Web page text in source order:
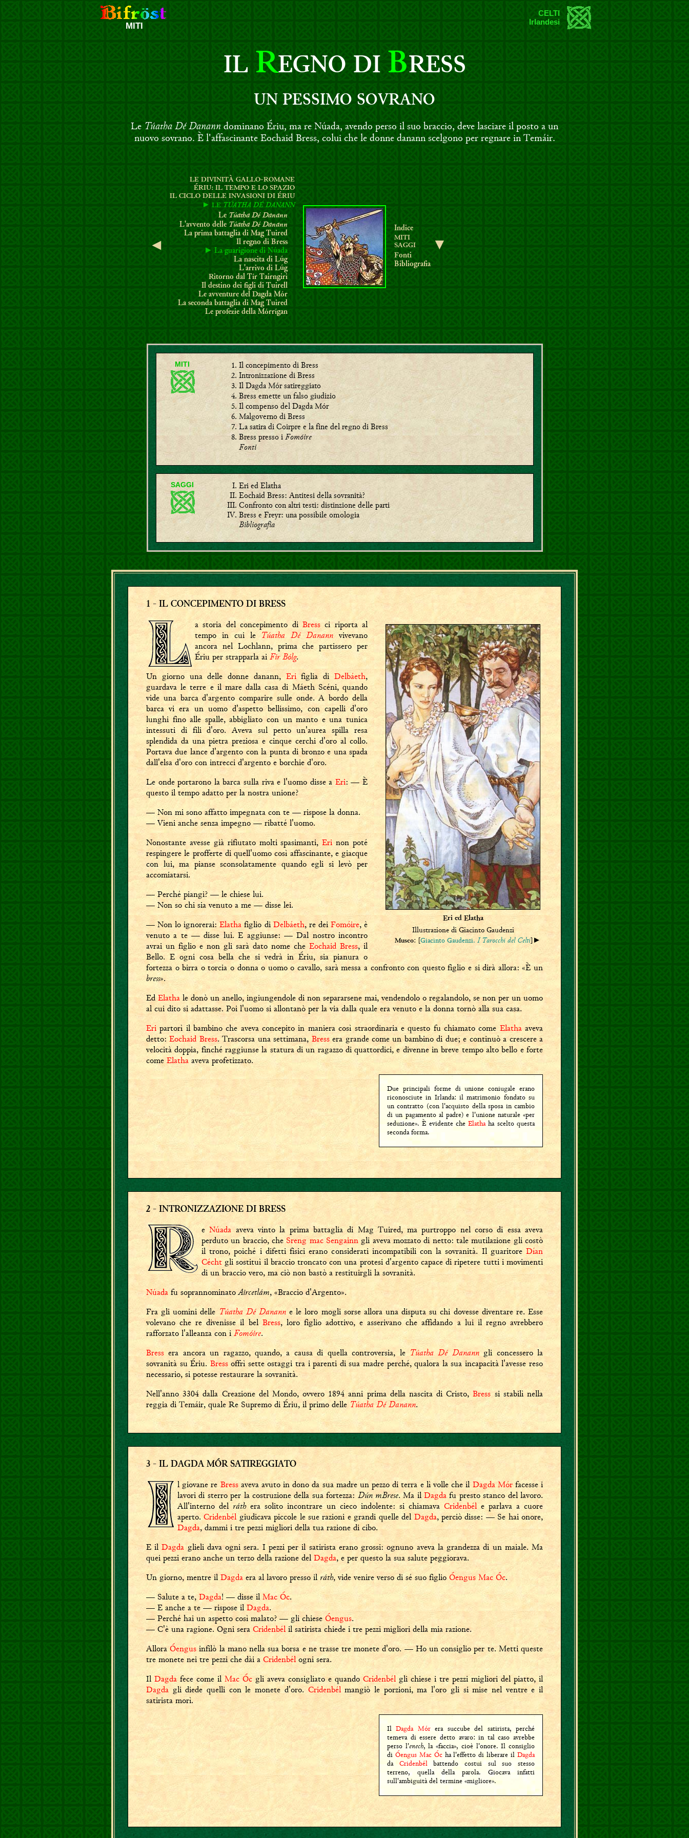
MITI
CELTI
Irlandesi
IL REGNO DI BRESS
UN PESSIMO SOVRANO
Le Túatha Dé Danann dominano Ériu, ma re Núada, avendo perso il suo braccio, deve lasciare il posto a un
nuovo sovrano. È l'affascinante Eochaid Bress, colui che le donne danann scelgono per regnare in Temáir.
◄
LE DIVINITÀ GALLO-ROMANE
ÉRIU: IL TEMPO E LO SPAZIO
IL CICLO DELLE INVASIONI DI ÉRIU
► LE TÚATHA DÉ DANANN
Le Túatha Dé Danann
L'avvento delle Túatha Dé Danann
La prima battaglia di Mag Tuired
Il regno di Bress
► La guarigione di Núada
La nascita di Lúg
L'arrivo di Lúg
Ritorno dal Tír Tairngiri
Il destino dei figli di Tuirell
Le avventure del Dagda Mór
La seconda battaglia di Mag Tuired
Le profezie della Mórrígan
Indice
▼
MITI
SAGGI
Fonti
Bibliografia
MITI
Il concepimento di Bress
Intronizzazione di Bress
Il Dagda Mór satireggiato
Bress emette un falso giudizio
Il compenso del Dagda Mór
Malgoverno di Bress
La satira di Coirpre e la fine del regno di Bress
Bress presso iFomóire
Fonti
SAGGI
Eri ed Elatha
Eochaid Bress: Antitesi della sovranità?
Confronto con altri testi: distinzione delle parti
Bress e Freyr: una possibile omologia
Bibliografia
1 - IL CONCEPIMENTO DI BRESS
Eri ed Elatha
Illustrazione di Giacinto Gaudenzi
Museo: [Giacinto Gaudenzi. I Tarocchi del Celti]►
a storia del concepimento diBressci riporta al
tempo in cui leTúatha Dé Danann vivevano
ancora nel Lochlann, prima che partissero per
Ériu per strapparla ai Fir Bólg.
Un giorno una delle donne danann, Erifiglia diDelbáeth,
guardava le terre e il mare dalla casa di Máeth Scéni, quando
vide una barca d'argento comparire sulle onde. A bordo della
barca vi era un uomo d'aspetto bellissimo, con capelli d'oro
lunghi fino alle spalle, abbigliato con un manto e una tunica
intessuti di fili d'oro. Aveva sul petto un'aurea spilla resa
splendida da una pietra preziosa e cinque cerchi d'oro al collo.
Portava due lance d'argento con la punta di bronzo e una spada
dall'elsa d'oro con intrecci d'argento e borchie d'oro.
Le onde portarono la barca sulla riva e l'uomo disse a Eri: — È
questo il tempo adatto per la nostra unione?
— Non mi sono affatto impegnata con te — rispose la donna.
— Vieni anche senza impegno — ribatté l'uomo.
Nonostante avesse già rifiutato molti spasimanti,Eri non poté
respingere le profferte di quell'uomo così affascinante, e giacque
con lui, ma pianse sconsolatamente quando egli si levò per
accomiatarsi.
— Perché piangi? — le chiese lui.
— Non so chi sia venuto a me — disse lei.
— Non lo ignorerai:Elatha figlio di Delbáeth, re dei Fomóire, è
venuto a te — disse lui. E aggiunse: — Dal nostro incontro
avrai un figlio e non gli sarà dato nome che Eochaid Bress, il
Bello. E ogni cosa bella che si vedrà in Ériu, sia pianura o
fortezza o birra o torcia o donna o uomo o cavallo, sarà messa a confronto con questo figlio e si dirà allora: «È un
bress».
EdElatha le donò un anello, ingiungendole di non separarsene mai, vendendolo o regalandolo, se non per un uomo
al cui dito si adattasse. Poi l'uomo si allontanò per la via dalla quale era venuto e la donna tornò alla sua casa.
Eripartorì il bambino che aveva concepito in maniera così straordinaria e questo fu chiamato come Elathaaveva
detto:Eochaid Bress. Trascorsa una settimana, Bressera grande come un bambino di due; e continuò a crescere a
velocità doppia, finché raggiunse la statura di un ragazzo di quattordici, e divenne in breve tempo alto bello e forte
comeElatha aveva profetizzato.
Due principali forme di unione coniugale erano
riconosciute in Irlanda: il matrimonio fondato su
un contratto (con l'acquisto della sposa in cambio
di un pagamento al padre) e l'unione naturale «per
seduzione». È evidente cheElathaha scelto questa
seconda forma.
2 -INTRONIZZAZIONE DI BRESS
eNúada aveva vinto la prima battaglia di Mag Tuired, ma purtroppo nel corso di essa aveva
perduto un braccio, che Sreng mac Sengainn gli aveva mozzato di netto: tale mutilazione gli costò
il trono, poiché i difetti fisici erano considerati incompatibili con la sovranità. Il guaritore Dían
Cécht gli sostituì il braccio troncato con una protesi d'argento capace di ripetere tutti i movimenti
di un braccio vero, ma ciò non bastò a restituirgli la sovranità.
Núada fu soprannominatoAircetlám, «Braccio d'Argento».
Fra gli uomini delleTúatha Dé Dananne le loro mogli sorse allora una disputa su chi dovesse diventare re. Esse
volevano che re divenisse il bel Bress, loro figlio adottivo, e asserivano che affidando a lui il regno avrebbero
rafforzato l'alleanza con i Fomóire.
Bress era ancora un ragazzo, quando, a causa di quella controversia, le Túatha Dé Dananngli concessero la
sovranità su Ériu. Bressoffrì sette ostaggi tra i parenti di sua madre perché, qualora la sua incapacità l'avesse reso
necessario, si potesse restaurare la sovranità.
Nell'anno 3304 dalla Creazione del Mondo, ovvero 1894 anni prima della nascita di Cristo,Bresssi stabilì nella
reggia di Temáir, quale Re Supremo di Ériu, il primo delle Túatha Dé Danann.
3 - IL DAGDA MÓR SATIREGGIATO
l giovane reBressaveva avuto in dono da sua madre un pezzo di terra e lì volle che ilDagda Mórfacesse i
lavori di sterro per la costruzione della sua fortezza: Dún mBrese. Ma ilDagda fu presto stanco del lavoro.
All'interno del ráthera solito incontrare un cieco indolente: si chiamava Cridenbél e parlava a cuore
aperto.Cridenbélgiudicava piccole le sue razioni e grandi quelle del Dagda, perciò disse: — Se hai onore,
Dagda, dammi i tre pezzi migliori della tua razione di cibo.
E ilDagda glieli dava ogni sera. I pezzi per il satirista erano grossi: ognuno aveva la grandezza di un maiale. Ma
quei pezzi erano anche un terzo della razione delDagda, e per questo la sua salute peggiorava.
Un giorno, mentre ilDagda era al lavoro presso il ráth, vide venire verso di sé suo figlio Óengus Mac Óc.
— Salute a te,Dagda! — disse ilMac Óc.
— E anche a te — rispose il Dagda.
— Perché hai un aspetto così malato? — gli chieseÓengus.
— C'è una ragione. Ogni sera Cridenbél il satirista chiede i tre pezzi migliori della mia razione.
AlloraÓengus infilò la mano nella sua borsa e ne trasse tre monete d'oro. — Ho un consiglio per te. Metti queste
tre monete nei tre pezzi che dài a Cridenbélogni sera.
Il Dagdafece come ilMac Ócgli aveva consigliato e quandoCridenbél gli chiese i tre pezzi migliori del piatto, il
Dagda gli diede quelli con le monete d'oro.Cridenbélmangiò le porzioni, ma l'oro gli si mise nel ventre e il
satirista morì.
IlDagda Mórera succube del satirista, perché
temeva di essere detto avaro: in tal caso avrebbe
perso l'enech, la «faccia», cioè l'onore. Il consiglio
di Óengus Mac Ócha l'effetto di liberare ilDagda
da Cridenbélbattendo costui sul suo stesso
terreno, quella della parola. Giocava infatti
sull'ambiguità del termine «migliore».